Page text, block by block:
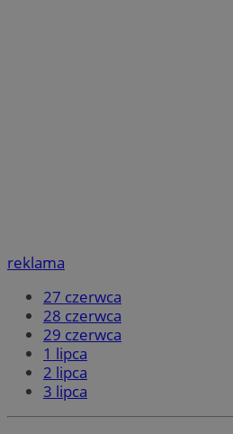
reklama
27 czerwca
28 czerwca
29 czerwca
1 lipca
2 lipca
3 lipca